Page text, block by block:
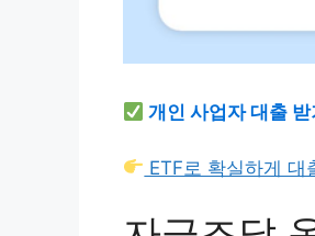
개인 사업자 대출 받
ETF로 확실하게 대